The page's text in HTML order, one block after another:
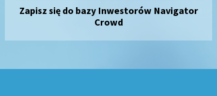
Zapisz się do bazy Inwestorów Navigator
Crowd